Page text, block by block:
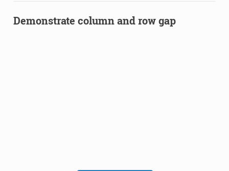
Demonstrate column and row gap